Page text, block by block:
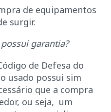
de equipamentos
surgir.
garantia?
de Defesa do
usado possui sim
que a compra
ou seja, um